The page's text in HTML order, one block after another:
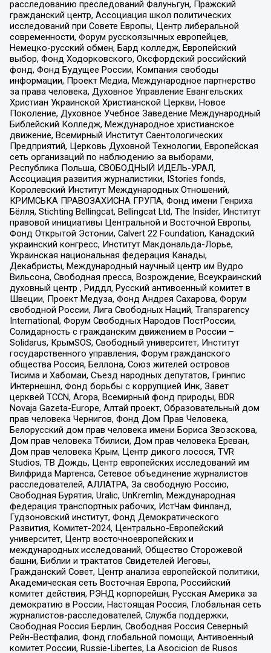
расследованию преследований Фалуньгун, Пражский
гражданский центр, Ассоциация школ политических
исследований при Совете Европы, Центр либеральной
современности, Форум русскоязычных европейцев,
Немецко-русский обмен, Бард колледж, Европейский
выбор, Фонд Ходорковского, Оксфордский российский
фонд, Фонд Будущее России, Компания свободы
информации, Проект Медиа, Международное партнерство
за права человека, Духовное Управление Евангельских
Христиан Украинской Христианской Церкви, Новое
Поколение, Духовное Учебное Заведение Международный
Библейский Колледж, Международное христианское
движение, Всемирный Институт Саентологических
Предприятий, Церковь Духовной Технологии, Европейская
сеть организаций по наблюдению за выборами,
Республика Польша, СВОБОДНЫЙ ИДЕЛЬ-УРАЛ,
Ассоциация развития журналистики, IStories fonds,
Королевский Институт Международных Отношений,
КРИМСЬКА ПРАВОЗАХИСНА ГРУПА, Фонд имени Генриха
Бёлля, Stichting Bellingcat, Bellingcat Ltd, The Insider, Институт
правовой инициативы Центральной и Восточной Европы,
Фонд Открытой Эстонии, Calvert 22 Foundation, Канадский
украинский конгресс, Институт Макдональда-Лорье,
Украинская национальная федерация Канады,
Декабристы, Международный научный центр им Вудро
Вильсона, Свободная пресса, Возрождение, Всеукраинский
духовный центр , Риддл, Русский антивоенный комитет в
Швеции, Проект Медуза, Фонд Андрея Сахарова, Форум
свободной России, Лига Свободных Наций, Transparеncy
International, Форум Свободных Народов ПостРоссии,
Солидарность с гражданским движением в России –
Solidarus, КрымSOS, Свободный университет, Институт
государственного управления, Форум гражданского
общества Россия, Беллона, Союз жителей островов
Тисима и Хабомаи, Съезд народных депутатов, Гринпис
Интернешнл, Фонд борьбы с коррупцией Инк, Завет
церквей TCCN, Агора, Всемирный фонд природы, BDR
Novaja Gazeta-Europe, Алтай проект, Образовательный дом
прав человека Чернигов, Фонд Дом Прав Человека,
Белорусский дом прав человека имени Бориса Звозскова,
Дом прав человека Тбилиси, Дом прав человека Ереван,
Дом прав человека Крым, Центр дикого лосося, TVR
Studios, ТВ Дождь, Центр европейских исследований им
Вилфрида Мартенса, Сетевое объединение журналистов
расследователей, АЛЛАТРА, За свободную Россию,
Свободная Бурятия, Uralic, UnKremlin, Международная
федерация транспортных рабочих, ИстЧам Финланд,
Гудзоновский институт, Фонд Демократического
Развития, Комитет-2024, Центрально-Европейский
университет, Центр восточноевропейских и
международных исследований, Общество Сторожевой
башни, Библии и трактатов Свидетелей Иеговы,
Гражданский Совет, Центр анализа европейской политики,
Академическая сеть Восточная Европа, Российский
комитет действия, РЭНД корпорейшн, Русская Америка за
демократию в России, Настоящая Россия, Глобальная сеть
журналистов-расследователей, Служба поддержки,
Свободная Россия Берлин, Свободная Россия Северный
Рейн-Вестфалия, Фонд глобальной помощи, Антивоенный
комитет России, Russie-Libertes, La Asocicion de Rusos